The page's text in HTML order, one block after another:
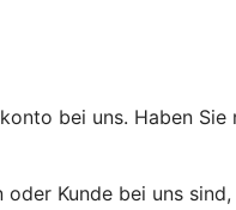
bei uns. Haben
Kunde bei uns